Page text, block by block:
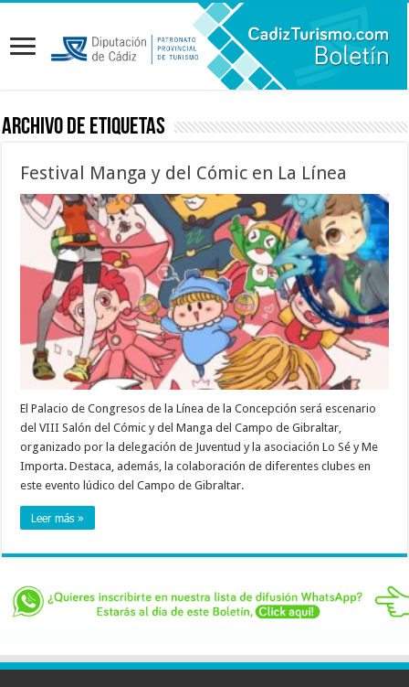
Archivo de etiquetas
Festival Manga y del Cómic en La Línea
El Palacio de Congresos de la Línea de la Concepción será escenario
del VIII Salón del Cómic y del Manga del Campo de Gibraltar,
organizado por la delegación de Juventud y la asociación Lo Sé y Me
Importa. Destaca, además, la colaboración de diferentes clubes en
este evento lúdico del Campo de Gibraltar.
Leer más »